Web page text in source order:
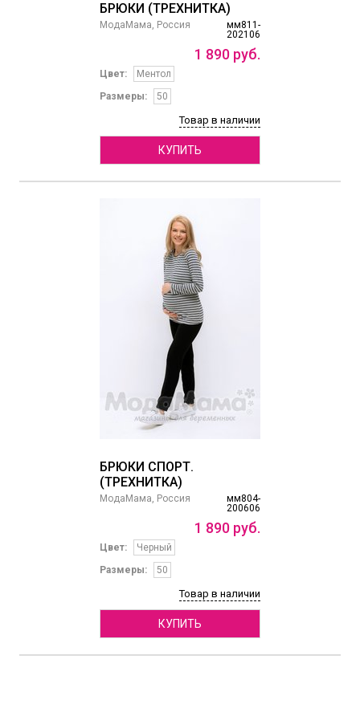
БРЮКИ (ТРЕХНИТКА)
мм811-
202106
МодаМама, Россия
1 890 руб.
Цвет:
Ментол
Размеры:
50
Товар в наличии
КУПИТЬ
БРЮКИ СПОРТ.
(ТРЕХНИТКА)
мм804-
200606
МодаМама, Россия
1 890 руб.
Цвет:
Черный
Размеры:
50
Товар в наличии
КУПИТЬ